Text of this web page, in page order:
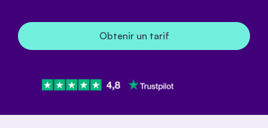
Obtenir un tarif